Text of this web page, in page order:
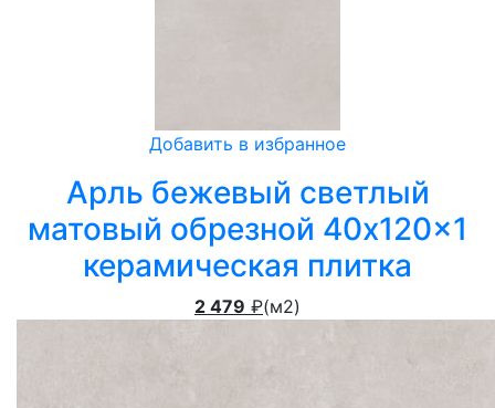
Добавить в избранное
Арль бежевый светлый
матовый обрезной 40x120x1
керамическая плитка
2 479 ₽(м2)